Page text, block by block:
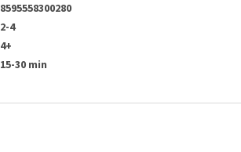
8595558300280
2-4
4+
15-30 min